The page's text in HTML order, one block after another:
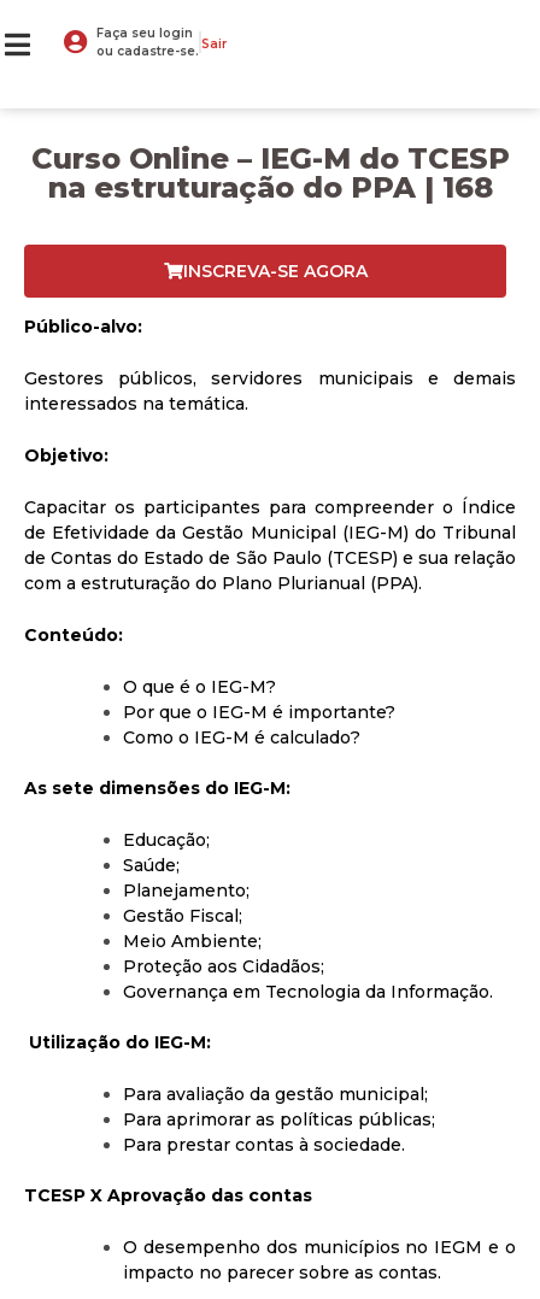
Faça seu login
ou cadastre-se. Sair
Curso Online – IEG-M do TCESP
na estruturação do PPA | 168
INSCREVA-SE AGORA
Público-alvo:
Gestores públicos, servidores municipais e demais
interessados na temática.
Objetivo:
Capacitar os participantes para compreender o Índice
de Efetividade da Gestão Municipal (IEG-M) do Tribunal
de Contas do Estado de São Paulo (TCESP) e sua relação
com a estruturação do Plano Plurianual (PPA).
Conteúdo:
O que é o IEG-M?
Por que o IEG-M é importante?
Como o IEG-M é calculado?
As sete dimensões do IEG-M:
Educação;
Saúde;
Planejamento;
Gestão Fiscal;
Meio Ambiente;
Proteção aos Cidadãos;
Governança em Tecnologia da Informação.
Utilização do IEG-M:
Para avaliação da gestão municipal;
Para aprimorar as políticas públicas;
Para prestar contas à sociedade.
TCESP X Aprovação das contas
O desempenho dos municípios no IEGM e o
impacto no parecer sobre as contas.